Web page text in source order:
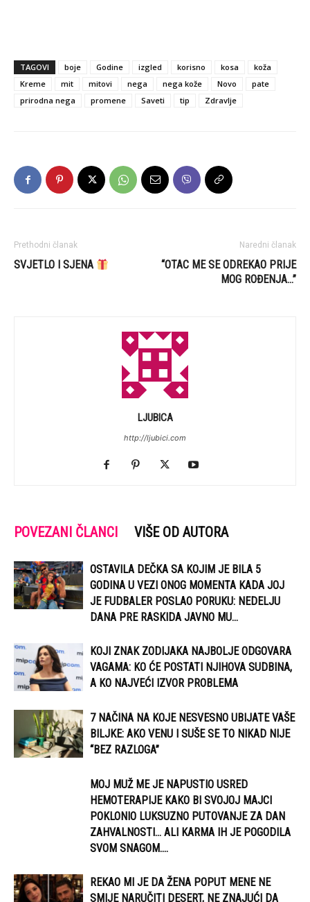
TAGOVI boje Godine izgled korisno kosa
koža
Kreme
mit mitovi nega nega kože Novo
pate
prirodna nega
promene Saveti tip Zdravlje
Prethodni članak
SVJETLO I SJENA
Naredni članak
“OTAC ME SE ODREKAO PRIJE
MOG ROĐENJA…”
LJUBICA
http://ljubici.com
POVEZANI ČLANCI VIŠE OD AUTORA
OSTAVILA DEČKA SA KOJIM JE BILA 5
GODINA U VEZI ONOG MOMENTA KADA JOJ
JE FUDBALER POSLAO PORUKU: NEDELJU
DANA PRE RASKIDA JAVNO MU...
KOJI ZNAK ZODIJAKA NAJBOLJE ODGOVARA
VAGAMA: KO ĆE POSTATI NJIHOVA SUDBINA,
A KO NAJVEĆI IZVOR PROBLEMA
7 NAČINA NA KOJE NESVESNO UBIJATE VAŠE
BILJKE: AKO VENU I SUŠE SE TO NIKAD NIJE
“BEZ RAZLOGA”
MOJ MUŽ ME JE NAPUSTIO USRED
HEMOTERAPIJE KAKO BI SVOJOJ MAJCI
POKLONIO LUKSUZNO PUTOVANJE ZA DAN
ZAHVALNOSTI… ALI KARMA IH JE POGODILA
SVOM SNAGOM....
REKAO MI JE DA ŽENA POPUT MENE NE
SMIJE NARUČITI DESERT, NE ZNAJUĆI DA